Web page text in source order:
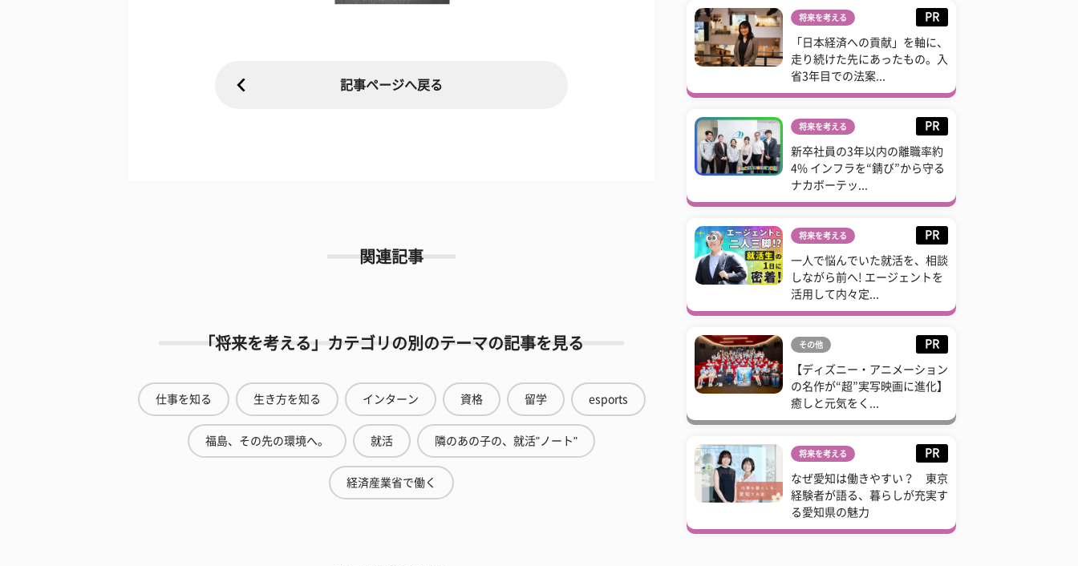
記事ページへ戻る
関連記事
「将来を考える」カテゴリの別のテーマの記事を見る
仕事を知る 生き方を知る インターン 資格 留学 esports
福島、その先の環境へ。 就活 隣のあの子の、就活"ノート"
経済産業省で働く
将来を考える PR
「日本経済への貢献」を軸に、
走り続けた先にあったもの。入
省3年目での法案...
将来を考える PR
新卒社員の3年以内の離職率約
4% インフラを“錆び”から守る
ナカボーテッ...
将来を考える PR
一人で悩んでいた就活を、相談
しながら前へ! エージェントを
活用して内々定...
その他 PR
【ディズニー・アニメーション
の名作が“超”実写映画に進化】
癒しと元気をく...
将来を考える PR
なぜ愛知は働きやすい？ 東京
経験者が語る、暮らしが充実す
る愛知県の魅力